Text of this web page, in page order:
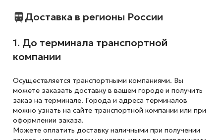
Доставка в регионы России
1. До терминала транспортной
компании
Осуществляется транспортными компаниями. Вы
можете заказать доставку в вашем городе и получить
заказ на терминале. Города и адреса терминалов
можно узнать на сайте транспортной компании или при
оформлении заказа.
Можете оплатить доставку наличными при получении